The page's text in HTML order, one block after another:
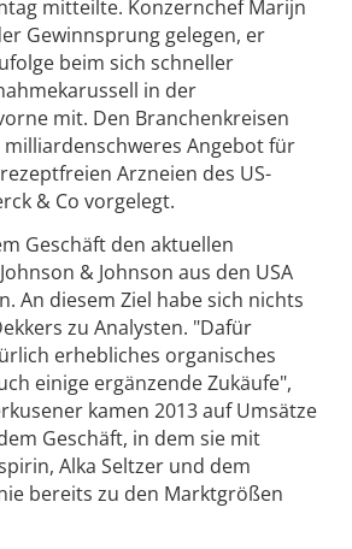
mitteilte. Konzernchef Marijn
Gewinnsprung gelegen, er
beim sich schneller
in der
mit. Den Branchenkreisen
Angebot für
Arzneien des US-
& Co vorgelegt.
Geschäft den aktuellen
& Johnson aus den USA
An diesem Ziel habe sich nichts
zu Analysten. "Dafür
erhebliches organisches
einige ergänzende Zukäufe",
kamen 2013 auf Umsätze
Geschäft, in dem sie mit
Alka Seltzer und dem
bereits zu den Marktgrößen